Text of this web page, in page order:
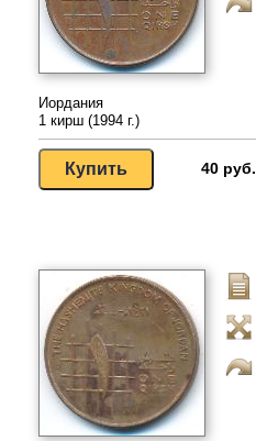
Иордания
1 кирш (1994 г.)
40 руб.